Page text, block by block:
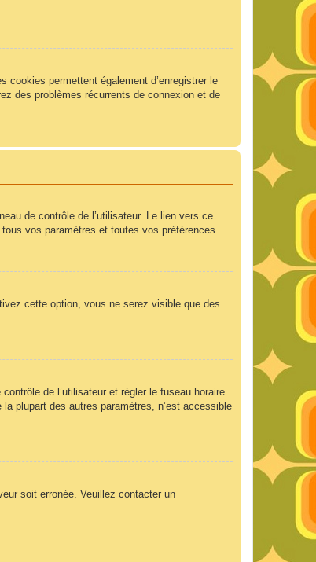
cookies permettent également d’enregistrer le
des problèmes récurrents de connexion et de
de contrôle de l’utilisateur. Le lien vers ce
vos paramètres et toutes vos préférences.
cette option, vous ne serez visible que des
de l’utilisateur et régler le fuseau horaire
plupart des autres paramètres, n’est accessible
soit erronée. Veuillez contacter un